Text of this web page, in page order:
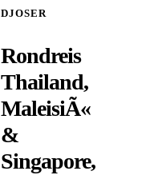
DJOSER
Rondreis
Thailand,
MaleisiÃ«
&
Singapore,